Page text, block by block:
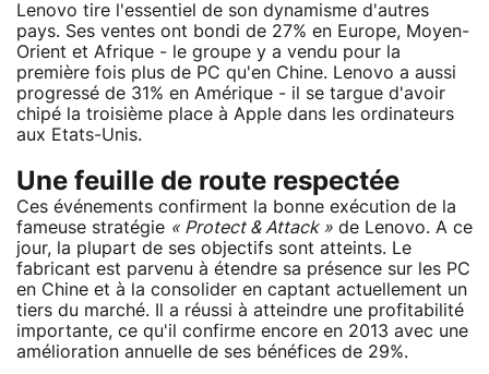
Lenovo tire l'essentiel de son dynamisme d'autres
pays. Ses ventes ont bondi de 27% en Europe, Moyen-
Orient et Afrique - le groupe y a vendu pour la
première fois plus de PC qu'en Chine. Lenovo a aussi
progressé de 31% en Amérique - il se targue d'avoir
chipé la troisième place à Apple dans les ordinateurs
aux Etats-Unis.
Une feuille de route respectée
Ces événements confirment la bonne exécution de la
fameuse stratégie « Protect & Attack » de Lenovo. A ce
jour, la plupart de ses objectifs sont atteints. Le
fabricant est parvenu à étendre sa présence sur les PC
en Chine et à la consolider en captant actuellement un
tiers du marché. Il a réussi à atteindre une profitabilité
importante, ce qu'il confirme encore en 2013 avec une
amélioration annuelle de ses bénéfices de 29%.